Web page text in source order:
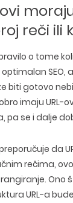
ovi
reči ili
o tome
optimalan SEO,
biti gotovo
imaju URL-
pa se i dalje
da
rečima,
. Ono
URL-a